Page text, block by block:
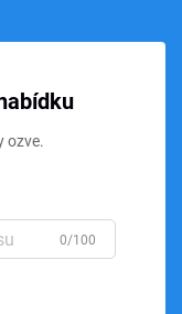
ozve.
0/100